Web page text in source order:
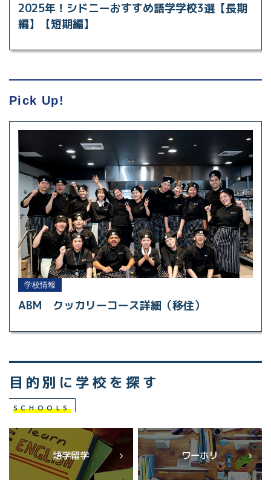
2025年！シドニーおすすめ語学学校3選【長期
編】【短期編】
Pick Up!
学校情報
ABM クッカリーコース詳細（移住）
目的別に学校を探す
SCHOOLS
語学留学 ワーホリ